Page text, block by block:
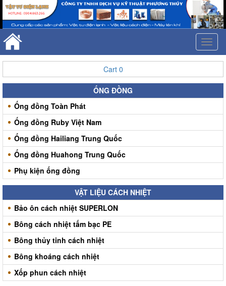
Cart 0
ỐNG ĐỒNG
Ống đồng Toàn Phát
Ống đồng Ruby Việt Nam
Ống đồng Hailiang Trung Quốc
Ống đồng Huahong Trung Quốc
Phụ kiện ống đồng
VẬT LIỆU CÁCH NHIỆT
Bảo ôn cách nhiệt SUPERLON
Bông cách nhiệt tấm bạc PE
Bông thủy tinh cách nhiệt
Bông khoáng cách nhiệt
Xốp phun cách nhiệt